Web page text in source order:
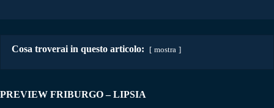
Cosa troverai in questo articolo: mostra
PREVIEW FRIBURGO – LIPSIA